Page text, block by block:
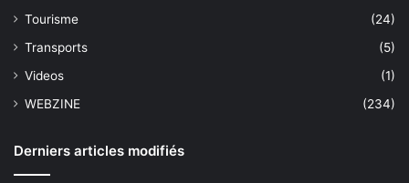
Tourisme
(24)
Transports
(5)
Videos
(1)
WEBZINE
(234)
Derniers articles modifiés